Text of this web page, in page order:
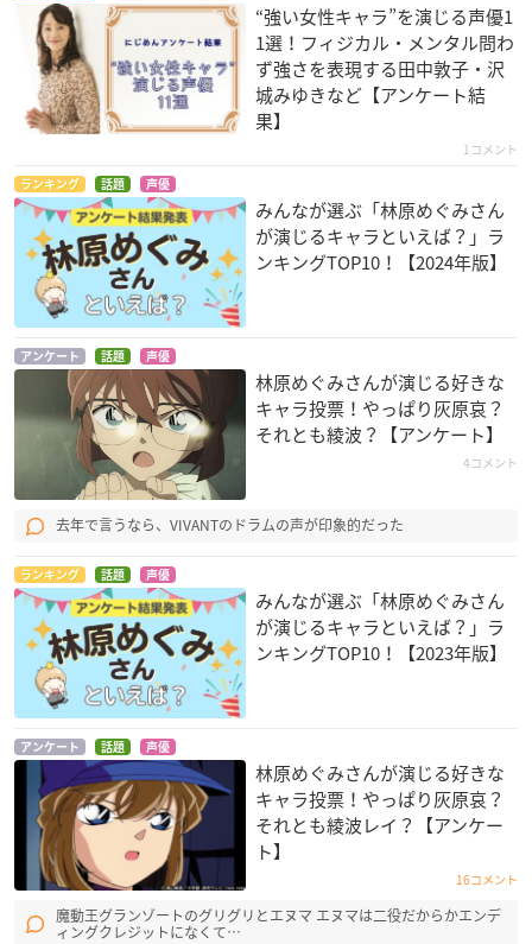
劇場版ポケットモン
スター ベストウイッ
シュ「神速のゲノセ
クト ミュウツー覚
醒」
ムサシ
探偵(プライベート・
アイ)
灰原哀
うけん!
アリウス
ヱヴァンゲリヲン新
劇場版：Q
称）
映画 スマイルプリキ
ュア! 絵本の中はみ
マルドゥック・スク
ランブル 排気
ルーン＝バロット
おおかみこどもの雨
と雪
草平の母
劇場版 ポケットモン
スター ベストウイッ
シュ キュレムVS聖剣
士 ケルディオ!
“強い女性キャラ”を演じる声優1
1選！フィジカル・メンタル問わ
ず強さを表現する田中敦子・沢
城みゆきなど【アンケート結
果】
1コメント
ランキング 話題 声優
みんなが選ぶ「林原めぐみさん
が演じるキャラといえば？」ラ
ンキングTOP10！【2024年版】
アンケート 話題 声優
林原めぐみさんが演じる好きな
キャラ投票！やっぱり灰原哀？
それとも綾波？【アンケート】
4コメント
去年で言うなら、VIVANTのドラムの声が印象的だった
ランキング 話題 声優
みんなが選ぶ「林原めぐみさん
が演じるキャラといえば？」ラ
ンキングTOP10！【2023年版】
アンケート 話題 声優
林原めぐみさんが演じる好きな
キャラ投票！やっぱり灰原哀？
それとも綾波レイ？【アンケー
ト】
16コメント
魔動王グランゾートのグリグリとエヌマ エヌマは二役だからかエンデ
ィングクレジットになくて…